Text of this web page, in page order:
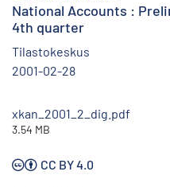
National Accounts :
4th quarter
Tilastokeskus
2001-02-28
xkan_2001_2_dig.pdf
3.54 MB
CC BY 4.0